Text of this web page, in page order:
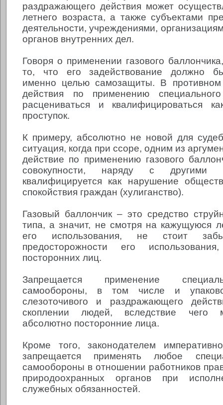
раздражающего действия может
летнего возраста, а также субъектами
деятельности, учреждениями,
органов внутренних дел.
Говоря о применении газового
то, что его задействование должно
именно целью самозащиты. В
действия по применению
расцениваться и квалифицироваться
проступок.
К примеру, абсолютно не новой для
ситуация, когда при ссоре, одним из
действие по применению газового
совокупности, наряду с другими
квалифицируется как нарушение
спокойствия граждан (хулиганство).
Газовый баллончик – это средство
типа, а значит, не смотря на кажущуюся
его использования, не стоит
предосторожности его
посторонних лиц.
Запрещается применение
самообороны, в том числе и
слезоточивого и раздражающего
скоплении людей, вследствие чего
абсолютно посторонние лица.
Кроме того, законодателем
запрещается применять любое
самообороны в отношении работников
природоохранных органов при
служебных обязанностей.